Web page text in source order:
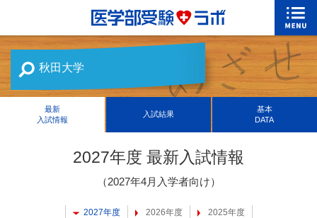
秋田大学
最新
入試情報
入試結果
基本
DATA
2027年度 最新入試情報
（2027年4月入学者向け）
2027年度 2026年度
2025年度